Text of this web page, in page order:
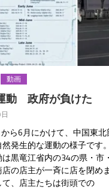
動画
動 政府が負けた
ら6月にかけて、中国東北
然発生的な運動の様子で
黒竜江省内の34の県・市
の店主が一斉に店を閉め
、店主たちは街頭での